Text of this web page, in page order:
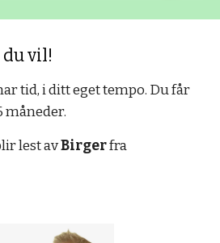
vil!
tid, i ditt eget tempo. Du får
måneder.
lest avBirgerfra